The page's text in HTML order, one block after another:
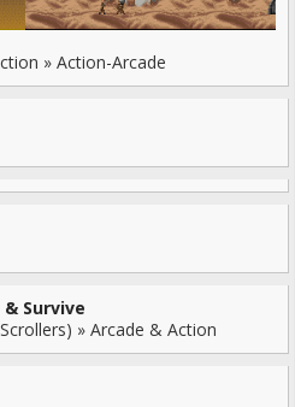
» Action-Arcade
Survive
» Arcade & Action